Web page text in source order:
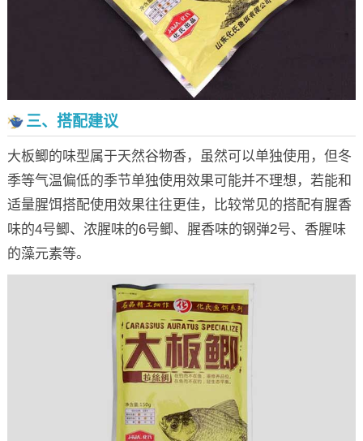
三、搭配建议
大板鲫的味型属于天然谷物香，虽然可以单独使用，但冬
季等气温偏低的季节单独使用效果可能并不理想，若能和
适量腥饵搭配使用效果往往更佳，比较常见的搭配有腥香
味的4号鲫、浓腥味的6号鲫、腥香味的钢弹2号、香腥味
的藻元素等。